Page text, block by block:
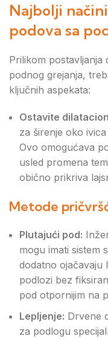
Najbolji
podova sa
Prilikom postavljanja
podnog grejanja,
ključnih aspekata:
Ostavite
za širenje oko
Ovo omogućava
usled promena
obično prikriva
Metode
Plutajući pod:
mogu imati sistem
dodatno ojačavaju
podlozi bez
pod otpornijim na
Lepljenje: Drvene
za podlogu